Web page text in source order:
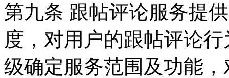
第九条 跟帖评论服务提
度，对用户的跟帖评论
级确定服务范围及功能